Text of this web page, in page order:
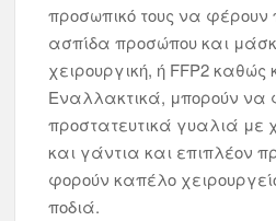
προσωπικό τους να φέρουν
ασπίδα προσώπου και
χειρουργική, ή FFP2 καθώς
Εναλλακτικά, μπορούν να
προστατευτικά γυαλιά με
και γάντια και επιπλέον
φορούν καπέλο
ποδιά.